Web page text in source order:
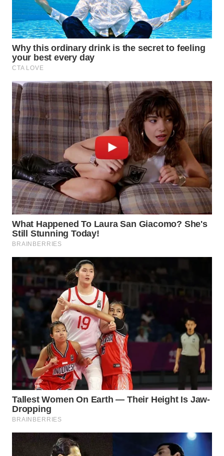
WN
INDRAMAYU
WN
KUNINGAN
WN
MAJALENGKA
WN
SUBANG
WN
SUKABUMI
WN
PURWAKARTA
WN
TIMUR
WN
SEMARANG
SOLO
WN
BOROBUDUR
WN
MADURA
WN
SURABAYA